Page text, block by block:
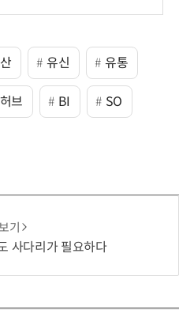
유신 유통
허브 BI SO
기
사다리가 필요하다